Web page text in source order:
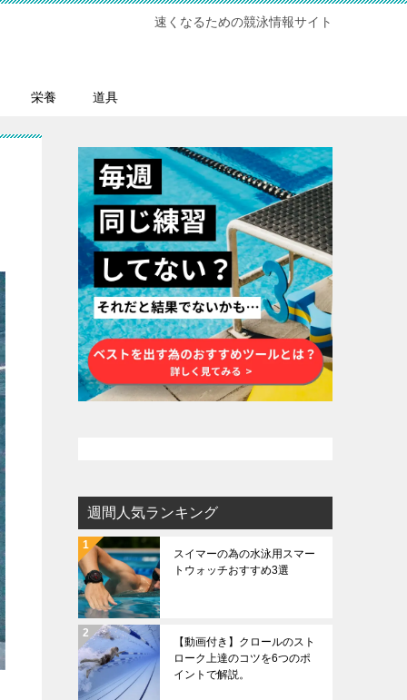
速くなるための競泳情報サイト
栄養 道具
週間人気ランキング
スイマーの為の水泳用スマー
トウォッチおすすめ3選
【動画付き】クロールのスト
ローク上達のコツを6つのポ
イントで解説。